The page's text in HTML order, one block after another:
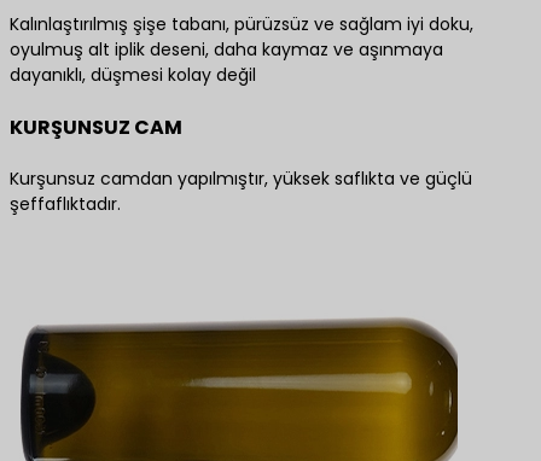
Kalınlaştırılmış şişe tabanı, pürüzsüz ve sağlam iyi doku,
oyulmuş alt iplik deseni, daha kaymaz ve aşınmaya
dayanıklı, düşmesi kolay değil
KURŞUNSUZ CAM
Kurşunsuz camdan yapılmıştır, yüksek saflıkta ve güçlü
şeffaflıktadır.